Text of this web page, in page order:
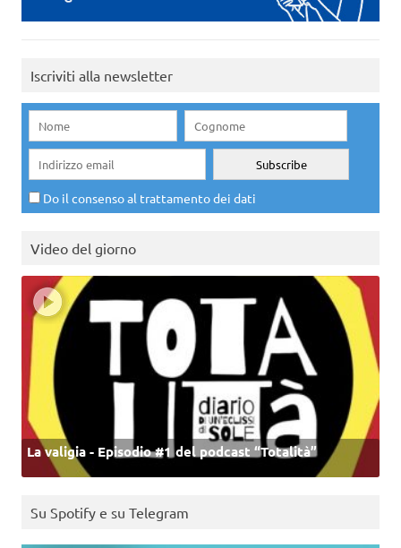
Iscriviti alla newsletter
Do il consenso al trattamento dei dati
Video del giorno
La valigia - Episodio #1 del podcast “Totalità”
Su Spotify e su Telegram